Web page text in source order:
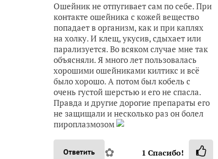
Ошейник не отпугивает сам по себе. При
контакте ошейника с кожей вещество
попадает в организм, как и при каплях
на холку. И клещ, укусив, сдыхает или
парализуется. Во всяком случае мне так
объясняли. Я много лет пользовалась
хорошими ошейниками килтикс и всё
было хорошо. А потом был кобель с
очень густой шерстью и его не спасла.
Правда и другие дорогие препараты его
не защищали и несколько раз он болел
пироплазмозом
Ответить ✿ 1 Спасибо!